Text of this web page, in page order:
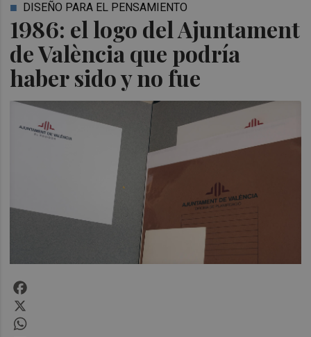
1986: el logo del Ajuntament
de València que podría
haber sido y no fue
DISEÑO PARA EL PENSAMIENTO